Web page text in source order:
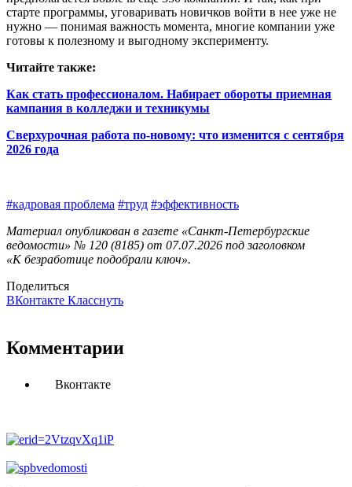
старте программы, уговаривать новичков войти в нее уже не
нужно — понимая важность момента, многие компании уже
готовы к полезному и выгодному эксперименту.
Читайте также:
Как стать профессионалом. Набирает обороты приемная
кампания в колледжи и техникумы
Сверхурочная работа по-новому: что изменится с сентября
2026 года
#кадровая проблема #труд #эффективность
Материал опубликован в газете «Санкт-Петербургские
ведомости» № 120 (8185) от 07.07.2026 под заголовком
«К безработице подобрали ключ».
Поделиться
ВКонтакте Класснуть
Комментарии
Вконтакте